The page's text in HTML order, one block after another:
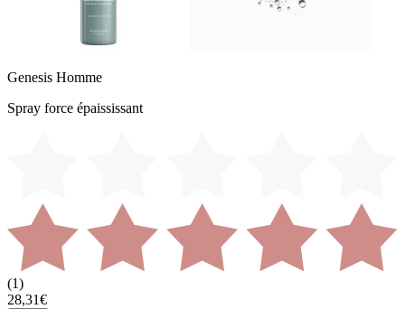
Genesis Homme
Spray force épaississant
(1)
28,31€